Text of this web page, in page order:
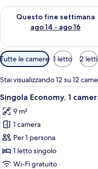
Questo fine settimana
ago 14 - ago 16
Verifica la disponibilità
Filtri
disponibili
per
le
camere
Tutte le camere 1 letto 2 letti
Stai visualizzando 12 su 12
Apri
tutte
le
foto
per
Singola
Economy,
3
Singola Economy, 1
9 m²
1 camera
Per 1 persona
1 letto singolo
Wi-Fi gratuito